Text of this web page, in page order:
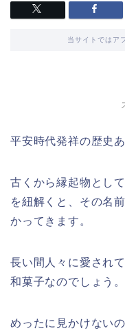
当サイトではア
平安時代発祥の歴史
古くから縁起物とし
を紐解くと、その名
かってきます。
長い間人々に愛され
和菓子なのでしょう。
めったに見かけない